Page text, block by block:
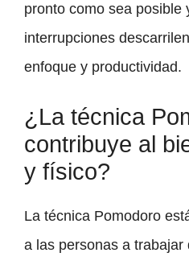
pronto como sea posible
interrupciones
enfoque y productividad.
¿La técnica
contribuye al
y físico?
La técnica Pomodoro
a las personas a trabajar